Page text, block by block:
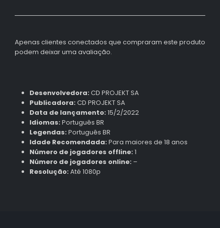
Apenas clientes conectados que compraram este produto
podem deixar uma avaliação.
Desenvolvedora: CD PROJEKT SA
Publicadora: CD PROJEKT SA
Data de lançamento: 15/2/2022
Idiomas: Português BR
Legendas: Português BR
Idade Recomendada: Para maiores de 18 anos
Número de jogadores offline: 1
Número de jogadores online: –
Resolução: Até 1080p